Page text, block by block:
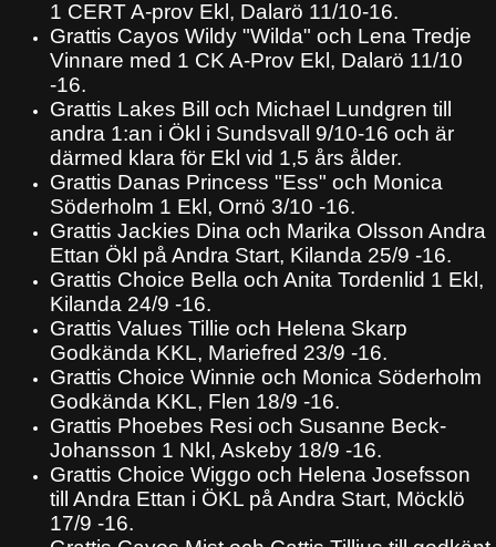
1 CERT A-prov Ekl, Dalarö 11/10-16.
Grattis Cayos Wildy "Wilda" och Lena Tredje
Vinnare med 1 CK A-Prov Ekl, Dalarö 11/10
-16.
Grattis Lakes Bill och Michael Lundgren till
andra 1:an i Ökl i Sundsvall 9/10-16 och är
därmed klara för Ekl vid 1,5 års ålder.
Grattis Danas Princess "Ess" och Monica
Söderholm 1 Ekl, Ornö 3/10 -16.
Grattis Jackies Dina och Marika Olsson Andra
Ettan Ökl på Andra Start, Kilanda 25/9 -16.
Grattis Choice Bella och Anita Tordenlid 1 Ekl,
Kilanda 24/9 -16.
Grattis Values Tillie och Helena Skarp
Godkända KKL, Mariefred 23/9 -16.
Grattis Choice Winnie och Monica Söderholm
Godkända KKL, Flen 18/9 -16.
Grattis Phoebes Resi och Susanne Beck-
Johansson 1 Nkl, Askeby 18/9 -16.
Grattis Choice Wiggo och Helena Josefsson
till Andra Ettan i ÖKL på Andra Start, Möcklö
17/9 -16.